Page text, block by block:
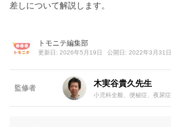
差しについて解説します。
トモニテ編集部
更新日: 2026年5月19日 公開日: 2022年3月31日
監修者 木実谷貴久先生
小児科全般、便秘症、夜尿症